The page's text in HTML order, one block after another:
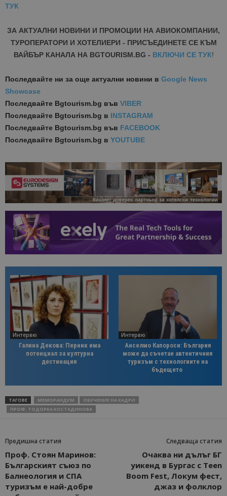
ТУК
ЗА АКТУАЛНИ НОВИНИ И ПРОМОЦИИ НА АВИОКОМПАНИИ,
ТУРОПЕРАТОРИ И ХОТЕЛИЕРИ - ПРИСЪЕДИНЕТЕ СЕ КЪМ
ВАЙБЪР КАНАЛА НА BGTOURISM.BG - ВКЛЮЧИ СЕ ТУК!
Последвайте ни за още актуални новини в Google News
Showcase
Последвайте Bgtourism.bg във VIBER
Последвайте Bgtourism.bg в INSTAGRAM
Последвайте Bgtourism.bg във FACEBOOK
Последвайте Bgtourism.bg в YOUTUBE
Интервю
Галина Декова: Перник има
потенциал за културна
дестинация
Интервю
Анселмо Капороси: България
може да съчетае автентичния
туризъм с технологиите на
бъдещето
ТАГОВЕ МЕМОРАНДУМ
ОБУЧЕНИЕ НА КАДРИ
ПРОФ. ТОДОРКА КОСТАДИНОВА
Предишна статия
Проф. Стоян Маринов:
Българският съюз по
Балнеология и СПА
туризъм е най-добре
Следваща статия
Очаква ни дълъг БГ
уикенд в Бургас с Teen
Boom Fest, Локум фест,
джаз и фолклор